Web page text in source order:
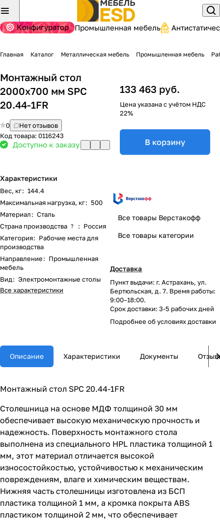
Конфигуратор Промышленная мебель
Главная Каталог Металлическая мебель Промышленная мебель
Монтажный стол
2000х700 мм SPC
20.44-1FR
0
Нет отзывов
Код товара: 0116243
Доступно к заказу
Характеристики
Вес, кг: 144.4
Максимальная нагрузка, кг: 500
Материал: Сталь
Страна производства ? : Россия
Категория: Рабочие места для
производства
Направление: Промышленная
мебель
Вид: Электромонтажные столы
Все характеристики
133 463 руб.
Цена указана с учётом НДС
22%
В корзину
Все товары Верстакофф
Все товары категории
Доставка
Пункт выдачи: г. Астрахань, ул.
Бертюльская, д. 7. Время работы:
9:00–18:00.
Срок доставки: 3-5 рабочих дней
Подробнее обусловиях доставки
Описание Характеристики Документы
Монтажный стол SPC 20.44-1FR
Столешница на основе МДФ толщиной 30 мм
обеспечивает высокую механическую прочность и
надежность. Поверхность монтажного стола
выполнена из специального HPL пластика толщиной 1
мм, этот материал отличается высокой
износостойкостью, устойчивостью к механическим
повреждениям, влаге и химическим веществам.
Нижняя часть столешницы изготовлена из БСП
пластика толщиной 1 мм, а кромка покрыта ABS
пластиком толщиной 2 мм, что обеспечивает